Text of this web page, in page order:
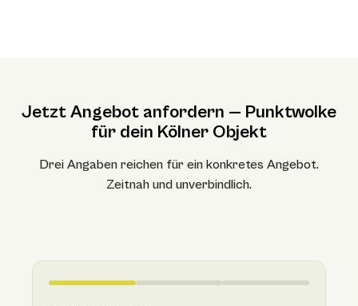
Jetzt Angebot anfordern — Punktwolke
für dein Kölner Objekt
Drei Angaben reichen für ein konkretes Angebot.
Zeitnah und unverbindlich.